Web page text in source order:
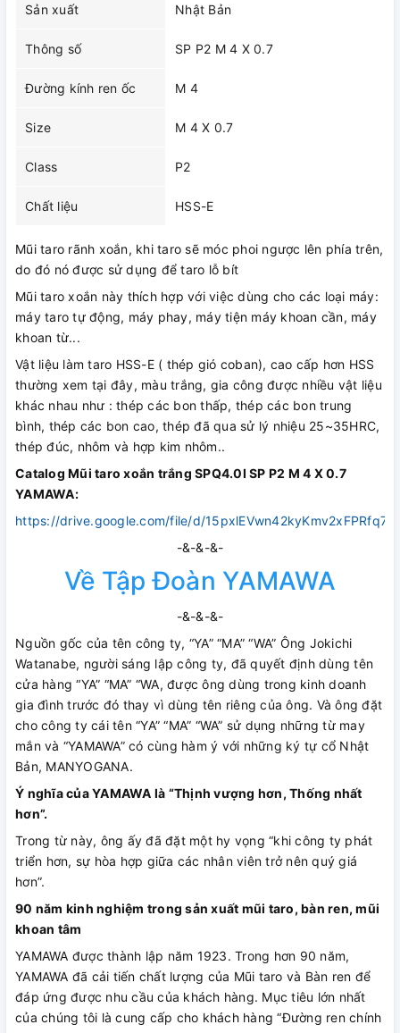
Sản xuất Nhật Bản
Thông số SP P2 M 4 X 0.7
Đường kính ren ốc M 4
Size M 4 X 0.7
Class P2
Chất liệu HSS-E
Mũi taro rãnh xoắn, khi taro sẽ móc phoi ngược lên phía trên,
do đó nó được sử dụng để taro lỗ bít
Mũi taro xoắn này thích hợp với việc dùng cho các loại máy:
máy taro tự động, máy phay, máy tiện máy khoan cần, máy
khoan từ...
Vật liệu làm taro HSS-E ( thép gió coban), cao cấp hơn HSS
thường xem tại đây, màu trắng, gia công được nhiều vật liệu
khác nhau như : thép các bon thấp, thép các bon trung
bình, thép các bon cao, thép đã qua sử lý nhiệu 25~35HRC,
thép đúc, nhôm và hợp kim nhôm..
Catalog Mũi taro xoắn trắng SPQ4.0I SP P2 M 4 X 0.7
YAMAWA:
https://drive.google.com/file/d/
-&-&-&-
Về Tập Đoàn YAMAWA
-&-&-&-
Nguồn gốc của tên công ty, “YA” “MA” “WA” Ông Jokichi
Watanabe, người sáng lập công ty, đã quyết định dùng tên
cửa hàng “YA” “MA” “WA, được ông dùng trong kinh doanh
gia đình trước đó thay vì dùng tên riêng của ông. Và ông đặt
cho công ty cái tên “YA” “MA” “WA” sử dụng những từ may
mắn và “YAMAWA” có cùng hàm ý với những ký tự cổ Nhật
Bản, MANYOGANA.
Ý nghĩa của YAMAWA là “Thịnh vượng hơn, Thống nhất
hơn”.
Trong từ này, ông ấy đã đặt một hy vọng “khi công ty phát
triển hơn, sự hòa hợp giữa các nhân viên trở nên quý giá
hơn”.
90 năm kinh nghiệm trong sản xuất mũi taro, bàn ren, mũi
khoan tâm
YAMAWA được thành lập năm 1923. Trong hơn 90 năm,
YAMAWA đã cải tiến chất lượng của Mũi taro và Bàn ren để
đáp ứng được nhu cầu của khách hàng. Mục tiêu lớn nhất
của chúng tôi là cung cấp cho khách hàng “Đường ren chính